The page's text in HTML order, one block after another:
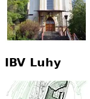
IBV Luhy